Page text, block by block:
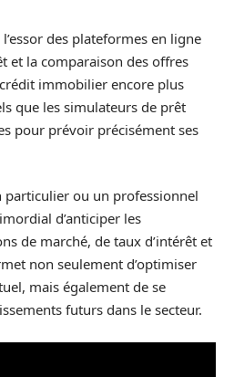
des plateformes en ligne
et la comparaison des offres
immobilier encore plus
que les simulateurs de prêt
pour prévoir précisément ses
particulier ou un professionnel
d’anticiper les
de marché, de taux d’intérêt et
non seulement d’optimiser
mais également de se
futurs dans le secteur.